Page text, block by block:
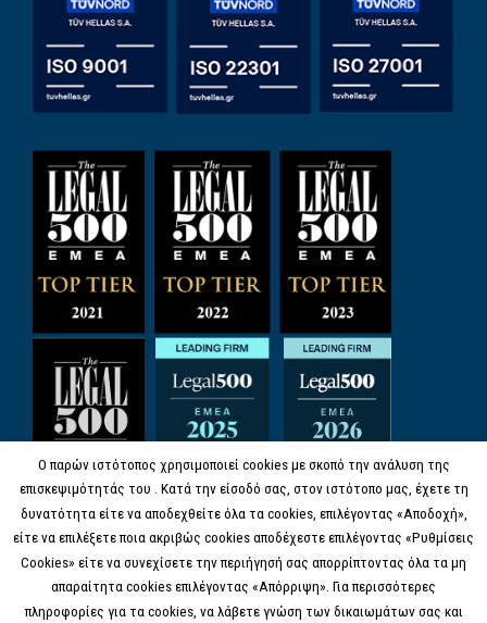
Ο παρών ιστότοπος χρησιμοποιεί cookies με σκοπό την ανάλυση της
επισκεψιμότητάς του . Κατά την είσοδό σας, στον ιστότοπο μας, έχετε τη
δυνατότητα είτε να αποδεχθείτε όλα τα cookies, επιλέγοντας «Αποδοχή»,
είτε να επιλέξετε ποια ακριβώς cookies αποδέχεστε επιλέγοντας «Ρυθμίσεις
Cookies» είτε να συνεχίσετε την περιήγησή σας απορρίπτοντας όλα τα μη
απαραίτητα cookies επιλέγοντας «Απόρριψη». Για περισσότερες
πληροφορίες για τα cookies, να λάβετε γνώση των δικαιωμάτων σας και